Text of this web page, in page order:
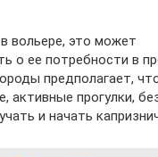
вольере, это может
о ее потребности в
предполагает,
активные прогулки,
и начать